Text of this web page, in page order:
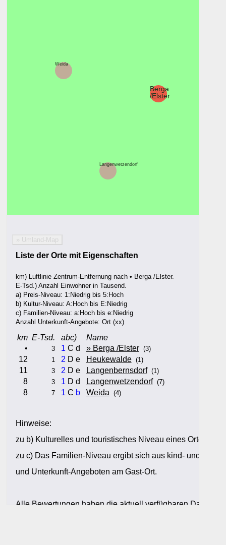
Berga
/Elster
Langenwetzendorf
Weida
» Umland-Map
Liste der Orte mit Eigenschaften
km) Luftlinie Zentrum-Entfernung nach • Berga /Elster.
E-Tsd.) Anzahl Einwohner in Tausend.
a) Preis-Niveau: 1:Niedrig bis 5:Hoch
b) Kultur-Niveau: A:Hoch bis E:Niedrig
c) Familien-Niveau: a:Hoch bis e:Niedrig
Anzahl Unterkunft-Angebote: Ort (xx)
km E-Tsd. abc)
Name
•
3 1 C d » Berga /Elster (3)
12 1 2 D e Heukewalde (1)
11 3 2 D e Langenbernsdorf (1)
8 3 1 D d Langenwetzendorf (7)
8 7 1 C b Weida (4)
Hinweise:
zu b) Kulturelles und touristisches Niveau eines Ortes
zu c) Das Familien-Niveau ergibt sich aus kind- und
und Unterkunft-Angeboten am Gast-Ort.
Alle Bewertungen haben die aktuell verfügbaren Daten